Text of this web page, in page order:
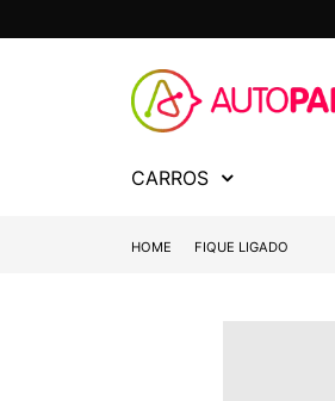
CARROS
HOME FIQUE LIGADO